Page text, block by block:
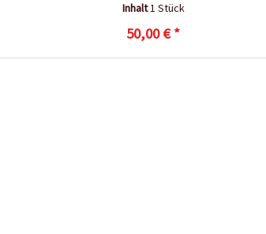
Inhalt1 Stück
50,00 € *